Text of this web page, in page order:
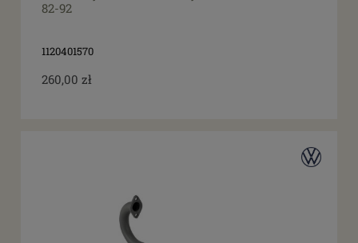
82-92
1120401570
260,00 zł